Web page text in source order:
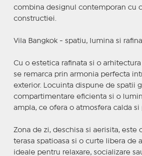
combina designul contemporan cu
constructiei.
Vila Bangkok - spatiu, lumina si
Cu o estetica rafinata si o arhitectura
se remarca prin armonia perfecta
exterior. Locuinta dispune de spatii
compartimentare eficienta si o
ampla, ce ofera o atmosfera calda si
Zona de zi, deschisa si aerisita, este
terasa spatioasa si o curte libera de
ideale pentru relaxare, socializare